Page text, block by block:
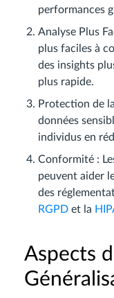
performances
Analyse Plus
plus faciles à
des insights
plus rapide.
Protection de
données
individus en
Conformité :
peuvent aider
des
RGPD et la
Aspects